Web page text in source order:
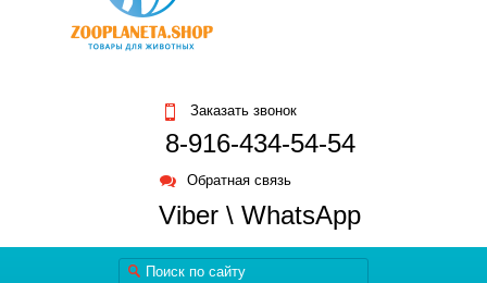
Заказать звонок
8-916-434-54-54
Обратная связь
Viber \ WhatsApp